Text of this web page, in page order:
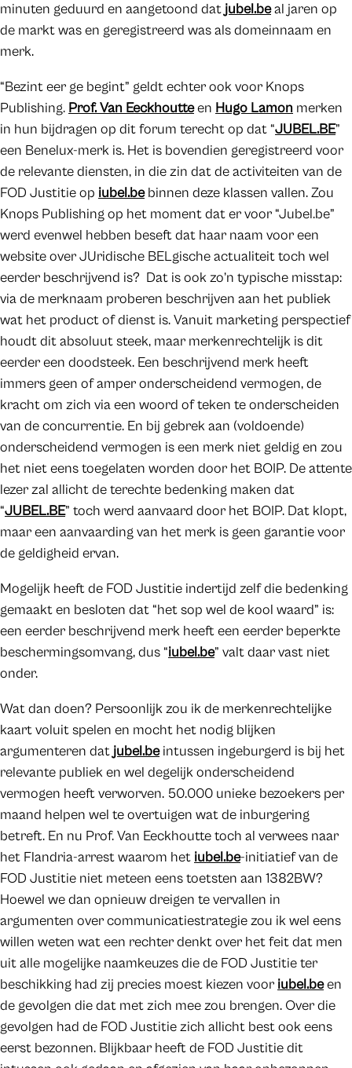
minuten geduurd en aangetoond datjubel.beal jaren op
de markt was en geregistreerd was als domeinnaam en
merk.
“Bezint eer ge begint” geldt echter ook voor Knops
Publishing. Prof. Van Eeckhoutteen Hugo Lamon merken
in hun bijdragen op dit forum terecht op dat “JUBEL.BE”
een Benelux-merk is. Het is bovendien geregistreerd voor
de relevante diensten, in die zin dat de activiteiten van de
FOD Justitie op iubel.bebinnen deze klassen vallen. Zou
Knops Publishing op het moment dat er voor “Jubel.be”
werd evenwel hebben beseft dat haar naam voor een
website over JUridische BELgische actualiteit toch wel
eerder beschrijvend is? Dat is ook zo’n typische misstap:
via de merknaam proberen beschrijven aan het publiek
wat het product of dienst is. Vanuit marketing perspectief
houdt dit absoluut steek, maar merkenrechtelijk is dit
eerder een doodsteek. Een beschrijvend merk heeft
immers geen of amper onderscheidend vermogen, de
kracht om zich via een woord of teken te onderscheiden
van de concurrentie. En bij gebrek aan (voldoende)
onderscheidend vermogen is een merk niet geldig en zou
het niet eens toegelaten worden door het BOIP. De attente
lezer zal allicht de terechte bedenking maken dat
“JUBEL.BE” toch werd aanvaard door het BOIP. Dat klopt,
maar een aanvaarding van het merk is geen garantie voor
de geldigheid ervan.
Mogelijk heeft de FOD Justitie indertijd zelf die bedenking
gemaakt en besloten dat “het sop wel de kool waard” is:
een eerder beschrijvend merk heeft een eerder beperkte
beschermingsomvang, dus “iubel.be” valt daar vast niet
onder.
Wat dan doen? Persoonlijk zou ik de merkenrechtelijke
kaart voluit spelen en mocht het nodig blijken
argumenteren datjubel.beintussen ingeburgerd is bij het
relevante publiek en wel degelijk onderscheidend
vermogen heeft verworven. 50.000 unieke bezoekers per
maand helpen wel te overtuigen wat de inburgering
betreft. En nu Prof. Van Eeckhoutte toch al verwees naar
het Flandria-arrest waarom het iubel.be-initiatief van de
FOD Justitie niet meteen eens toetsten aan 1382BW?
Hoewel we dan opnieuw dreigen te vervallen in
argumenten over communicatiestrategie zou ik wel eens
willen weten wat een rechter denkt over het feit dat men
uit alle mogelijke naamkeuzes die de FOD Justitie ter
beschikking had zij precies moest kiezen voor iubel.been
de gevolgen die dat met zich mee zou brengen. Over die
gevolgen had de FOD Justitie zich allicht best ook eens
eerst bezonnen. Blijkbaar heeft de FOD Justitie dit